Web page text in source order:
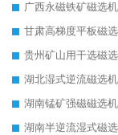
广西永磁铁矿磁选机
甘肃高梯度平板磁
湖北湿式逆流磁选机
湖南锰矿强磁磁选机
湖南半逆流湿式磁